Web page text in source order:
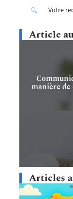
Article
manière de
Articles